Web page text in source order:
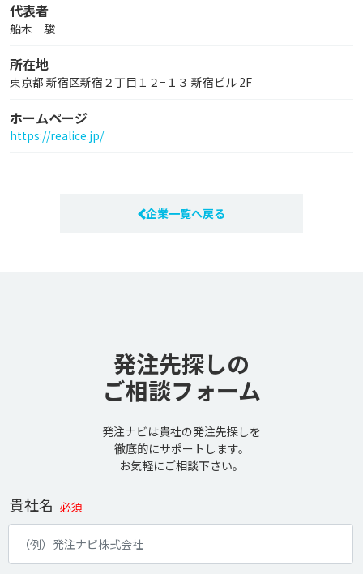
代表者
船木 駿
所在地
東京都 新宿区新宿２丁目１２−１３ 新宿ビル 2F
ホームページ
https://realice.jp/
企業一覧へ戻る
発注先探しの
ご相談フォーム
発注ナビは貴社の発注先探しを
徹底的にサポートします。
お気軽にご相談下さい。
貴社名 必須